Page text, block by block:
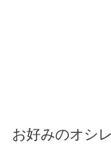
お好みのオシ